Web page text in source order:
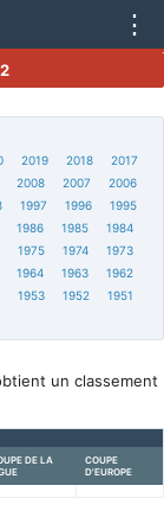
⋮
2019 2018
2017
2008 2007
2006
1997 1996
1995
1986 1985
1984
1975 1974
1973
1964 1963
1962
1953 1952
1951
un classement
DE LA
COUPE
D'EUROPE